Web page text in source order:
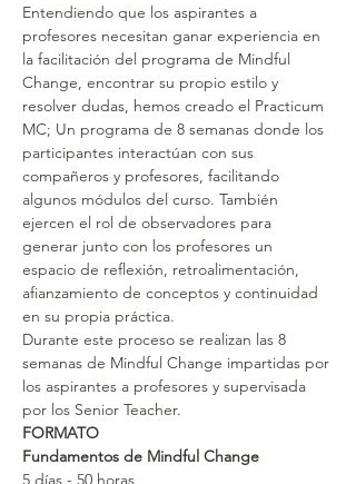
Entendiendo que los aspirantes a
profesores necesitan ganar experiencia en
la facilitación del programa de Mindful
Change, encontrar su propio estilo y
resolver dudas, hemos creado el Practicum
MC; Un programa de 8 semanas donde los
participantes interactúan con sus
compañeros y profesores, facilitando
algunos módulos del curso. También
ejercen el rol de observadores para
generar junto con los profesores un
espacio de reflexión, retroalimentación,
afianzamiento de conceptos y continuidad
en su propia práctica.
Durante este proceso se realizan las 8
semanas de Mindful Change impartidas por
los aspirantes a profesores y supervisada
por los Senior Teacher.
FORMATO
Fundamentos de Mindful Change
5 días - 50 horas